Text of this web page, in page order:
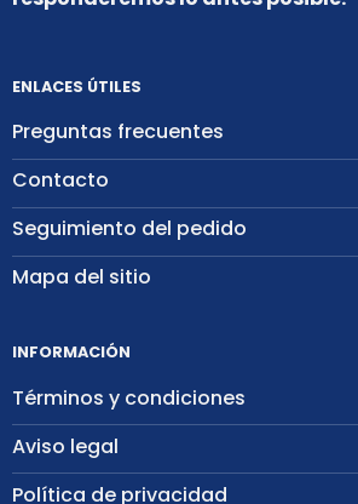
ENLACES ÚTILES
Preguntas frecuentes
Contacto
Seguimiento del pedido
Mapa del sitio
INFORMACIÓN
Términos y condiciones
Aviso legal
Política de privacidad